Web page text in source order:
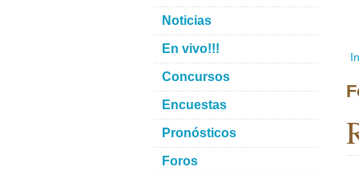
Noticias
En vivo!!!
Concursos
Encuestas
Pronósticos
Foros